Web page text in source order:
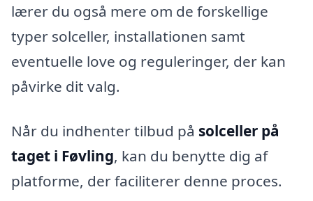
lærer du også mere om de forskellige
typer solceller, installationen samt
eventuelle love og reguleringer, der kan
påvirke dit valg.
Når du indhenter tilbud på solceller på
taget i Føvling, kan du benytte dig af
platforme, der faciliterer denne proces.